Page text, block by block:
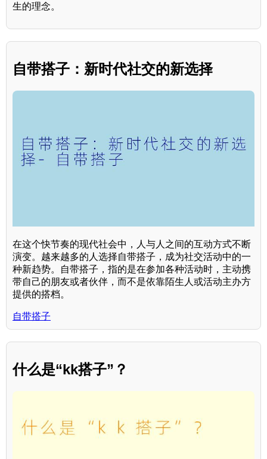
生的理念。
自带搭子：新时代社交的新选择
在这个快节奏的现代社会中，人与人之间的互动方式不断
演变。越来越多的人选择自带搭子，成为社交活动中的一
种新趋势。自带搭子，指的是在参加各种活动时，主动携
带自己的朋友或者伙伴，而不是依靠陌生人或活动主办方
提供的搭档。
自带搭子
什么是“kk搭子”？